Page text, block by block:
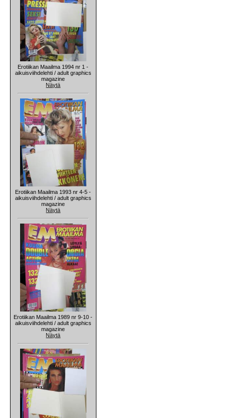
Erotiikan Maailma 1994 nr 1 -
aikuisviihdelehti / adult graphics
magazine
Näytä
Erotiikan Maailma 1993 nr 4-5 -
aikuisviihdelehti / adult graphics
magazine
Näytä
Erotiikan Maailma 1989 nr 9-10 -
aikuisviihdelehti / adult graphics
magazine
Näytä